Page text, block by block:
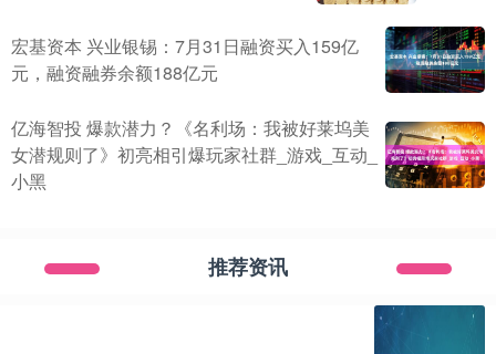
宏基资本 兴业银锡：7月31日融资买入159亿
元，融资融券余额188亿元
亿海智投 爆款潜力？《名利场：我被好莱坞美
女潜规则了》初亮相引爆玩家社群_游戏_互动_
小黑
推荐资讯